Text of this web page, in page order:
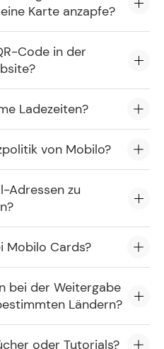
Karte anzapfe?
Code in der
Ladezeiten?
von Mobilo?
Adressen zu
Mobilo Cards?
bei der Weitergabe
Ländern?
oder Tutorials?